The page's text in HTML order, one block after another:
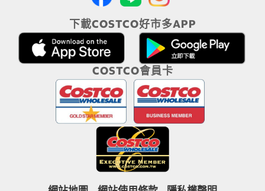
下載COSTCO好市多APP
COSTCO會員卡